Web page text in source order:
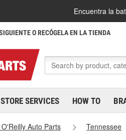
Encuentra la
O RECÓGELA EN LA TIENDA
STORE SERVICES HOW TO
Auto Parts Tennessee